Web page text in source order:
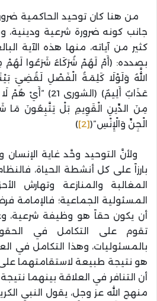
من هنا كان توحيد الحاكمية
جانب كونه ضرورة شرعية ودينية،
كثير من آياته، منها هذه الآية
بصدده: (أَمْ لَهُمْ شُرَكَاءُ شَرَعُوا لَهُمْ
اللَّهُ وَلَوْلَا كَلِمَةُ الْفَصْلِ لَقُضِيَ
عَذَابٌ أَلِيمٌ)
مِنَ الدِّينِ الْقَوِيمِ بَلْ يَتَّبِعُونَ
الْجِنِّ وَالْإِنْسِ”([2]
)
ولأنَّ التوحيد وحَّد غاية الإنسان
بارزاً على كل أنشطة الحياة،
المغالبة والمنازعة وتهارش
المسئولية الجماعية؛ فالإمامة
أن يكون حقاً هو وظيفة شرعية،
تقوم على التكامل في
بالمسئوليات، وهذا التكامل في
هو نتيجة طبيعة لاستقامتهما
أن التنافر في العلاقة بينهما
منهج الله عز وجل، يقول النبي